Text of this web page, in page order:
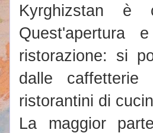
Kyrghizstan è
Quest'apertura
ristorazione: si
dalle caffetterie
ristorantini di
La maggior